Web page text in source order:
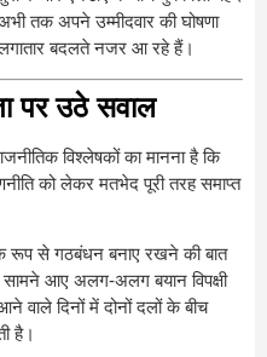
तक अपने उम्मीदवार की घोषणा
बदलते नजर आ रहे हैं।
पर उठे सवाल
विश्लेषकों का मानना है कि
को लेकर मतभेद पूरी तरह समाप्त
रूप से गठबंधन बनाए रखने की बात
आए अलग-अलग बयान विपक्षी
दिनों में दोनों दलों के बीच
है।